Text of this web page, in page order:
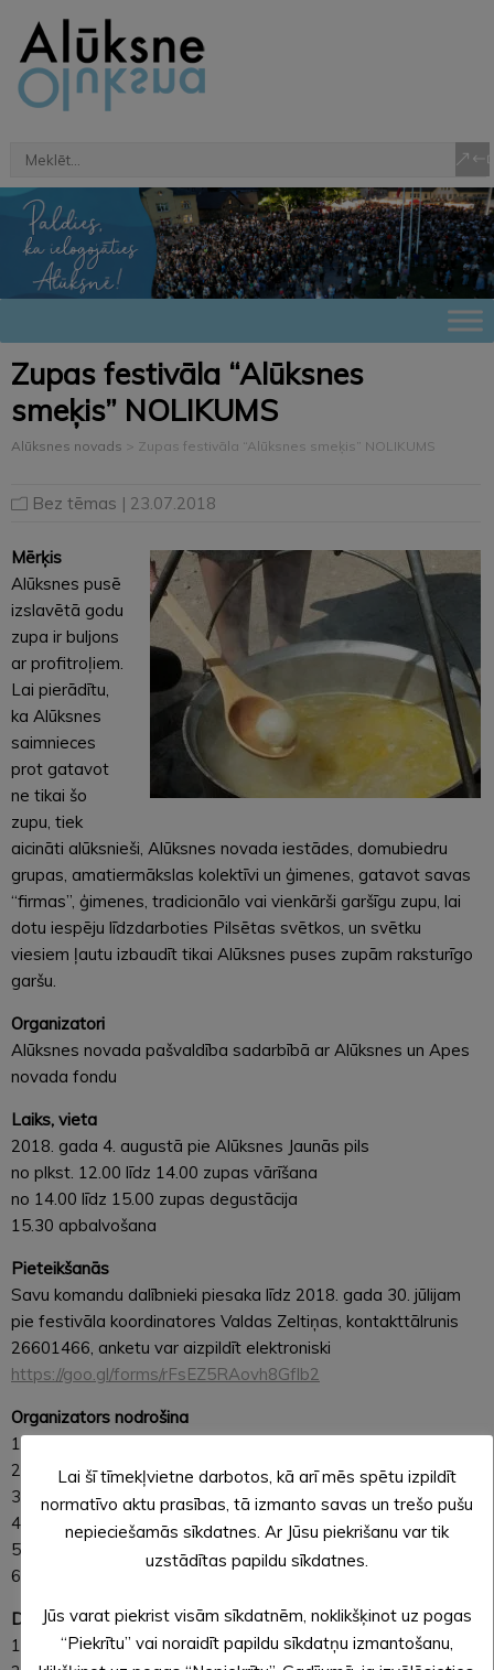
Zupas festivāla “Alūksnes
smeķis” NOLIKUMS
Alūksnes novads > Zupas festivāla “Alūksnes smeķis” NOLIKUMS
Bez tēmas | 23.07.2018
Mērķis
Alūksnes pusē
izslavētā godu
zupa ir buljons
ar profitroļiem.
Lai pierādītu,
ka Alūksnes
saimnieces
prot gatavot
ne tikai šo
zupu, tiek
aicināti alūksnieši, Alūksnes novada iestādes, domubiedru
grupas, amatiermākslas kolektīvi un ģimenes, gatavot savas
“firmas”, ģimenes, tradicionālo vai vienkārši garšīgu zupu, lai
dotu iespēju līdzdarboties Pilsētas svētkos, un svētku
viesiem ļautu izbaudīt tikai Alūksnes puses zupām raksturīgo
garšu.
Organizatori
Alūksnes novada pašvaldība sadarbībā ar Alūksnes un Apes
novada fondu
Laiks, vieta
2018. gada 4. augustā pie Alūksnes Jaunās pils
no plkst. 12.00 līdz 14.00 zupas vārīšana
no 14.00 līdz 15.00 zupas degustācija
15.30 apbalvošana
Pieteikšanās
Savu komandu dalībnieki piesaka līdz 2018. gada 30. jūlijam
pie festivāla koordinatores Valdas Zeltiņas, kontakttālrunis
26601466, anketu var aizpildīt elektroniski
https://goo.gl/forms/rFsEZ5RAovh8Gflb2
Organizators nodrošina
1. Zupas vārīšanas vietu, malku
2. Statīvu (pirmajiem astoņiem dalībniekiem)
3. Galdu
4. Garšvielas
5. Ūdeni
6. Vienreizējos traukus
Dalībnieks nodrošina
1. Zupas sastāvdaļas*
Lai šī tīmekļvietne darbotos, kā arī mēs spētu izpildīt
normatīvo aktu prasības, tā izmanto savas un trešo pušu
nepieciešamās sīkdatnes. Ar Jūsu piekrišanu var tik
uzstādītas papildu sīkdatnes.
Jūs varat piekrist visām sīkdatnēm, noklikšķinot uz pogas
“Piekrītu” vai noraidīt papildu sīkdatņu izmantošanu,